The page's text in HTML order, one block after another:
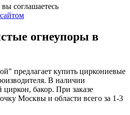
соглашаетесь
огнеупоры в
предлагает купить циркониевые
В наличии
бакор. При заказе
Москвы и области всего за 1-3